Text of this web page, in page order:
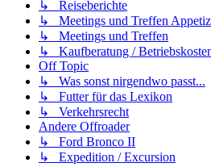
↳ Reiseberichte
↳ Meetings und Treffen
↳ Meetings und Treffen
↳ Kaufberatung /
Off Topic
↳ Was sonst nirgendwo passt...
↳ Futter für das Lexikon
↳ Verkehrsrecht
Andere Offroader
↳ Ford Bronco II
↳ Expedition / Excursion